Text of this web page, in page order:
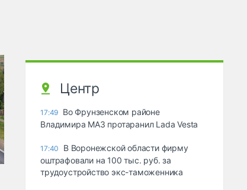
Центр
17:49 Во Фрунзенском районе
Владимира МАЗ протаранил Lada Vesta
17:40
В Воронежской области фирму
оштрафовали на 100 тыс. руб. за
трудоустройство экс-таможенника